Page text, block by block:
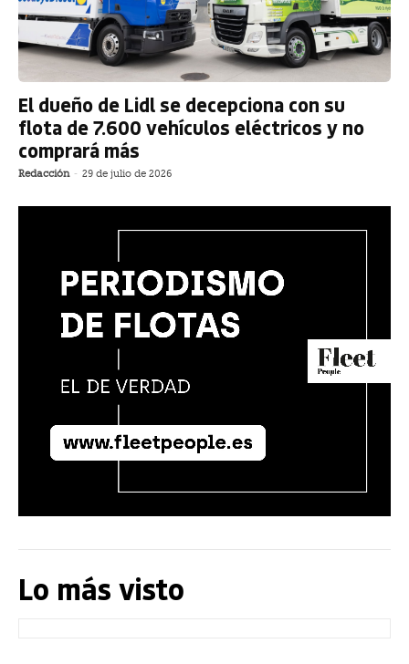
El dueño de Lidl se decepciona con su
flota de 7.600 vehículos eléctricos y no
comprará más
Redacción - 29 de julio de 2026
Lo más visto